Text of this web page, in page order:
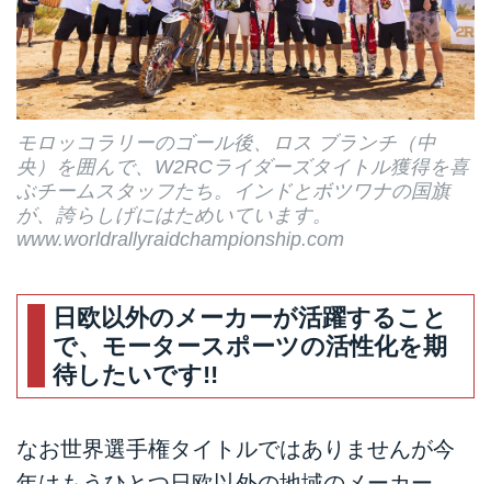
モロッコラリーのゴール後、ロス ブランチ（中
央）を囲んで、W2RCライダーズタイトル獲得を喜
ぶチームスタッフたち。インドとボツワナの国旗
が、誇らしげにはためいています。
www.worldrallyraidchampionship.com
日欧以外のメーカーが活躍すること
で、モータースポーツの活性化を期
待したいです!!
なお世界選手権タイトルではありませんが今